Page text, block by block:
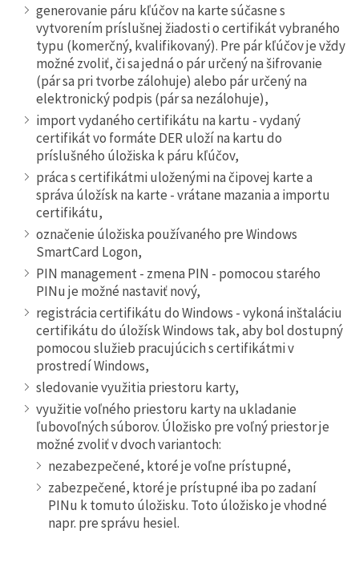
generovanie páru kľúčov na karte súčasne s
vytvorením príslušnej žiadosti o certifikát vybraného
typu (komerčný, kvalifikovaný). Pre pár kľúčov je vždy
možné zvoliť, či sa jedná o pár určený na šifrovanie
(pár sa pri tvorbe zálohuje) alebo pár určený na
elektronický podpis (pár sa nezálohuje),
import vydaného certifikátu na kartu - vydaný
certifikát vo formáte DER uloží na kartu do
príslušného úložiska k páru kľúčov,
práca s certifikátmi uloženými na čipovej karte a
správa úložísk na karte - vrátane mazania a importu
certifikátu,
označenie úložiska používaného pre Windows
SmartCard Logon,
PIN management - zmena PIN - pomocou starého
PINu je možné nastaviť nový,
registrácia certifikátu do Windows - vykoná inštaláciu
certifikátu do úložísk Windows tak, aby bol dostupný
pomocou služieb pracujúcich s certifikátmi v
prostredí Windows,
sledovanie využitia priestoru karty,
využitie voľného priestoru karty na ukladanie
ľubovoľných súborov. Úložisko pre voľný priestor je
možné zvoliť v dvoch variantoch:
nezabezpečené, ktoré je voľne prístupné,
zabezpečené, ktoré je prístupné iba po zadaní
PINu k tomuto úložisku. Toto úložisko je vhodné
napr. pre správu hesiel.